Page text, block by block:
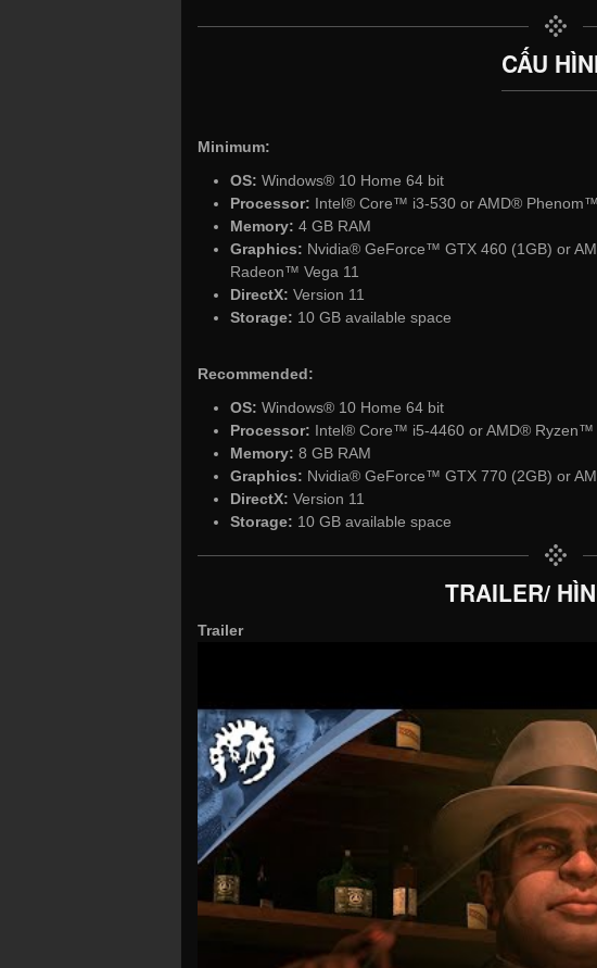
CẤU
Minimum:
OS: Windows® 10 Home 64 bit
Processor: Intel® Core™ i3-530 or AMD®
Memory: 4 GB RAM
Graphics: Nvidia® GeForce™ GTX 460 (1GB) or
Radeon™ Vega 11
DirectX: Version 11
Storage: 10 GB available space
Recommended:
OS: Windows® 10 Home 64 bit
Processor: Intel® Core™ i5-4460 or AMD® Ryzen™
Memory: 8 GB RAM
Graphics: Nvidia® GeForce™ GTX 770 (2GB) or
DirectX: Version 11
Storage: 10 GB available space
TRAILER/
Trailer